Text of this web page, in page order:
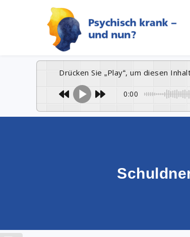
Drücken Sie „Play“, um diesen
0:00